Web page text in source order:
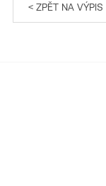
< ZPĚT NA VÝPIS